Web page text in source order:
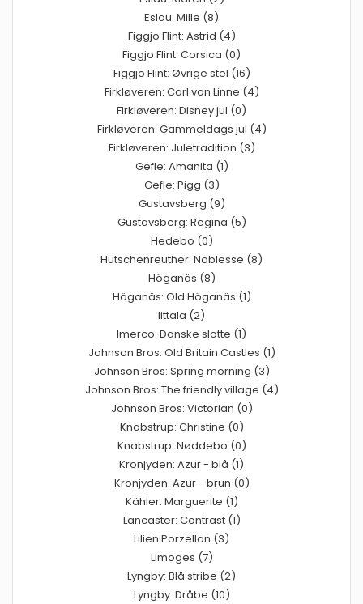
Eslau: Mille (8)
Figgjo Flint: Astrid (4)
Figgjo Flint: Corsica (0)
Figgjo Flint: Øvrige stel (16)
Firkløveren: Carl von Linne (4)
Firkløveren: Disney jul (0)
Firkløveren: Gammeldags jul (4)
Firkløveren: Juletradition (3)
Gefle: Amanita (1)
Gefle: Pigg (3)
Gustavsberg (9)
Gustavsberg: Regina (5)
Hedebo (0)
Hutschenreuther: Noblesse (8)
Höganäs (8)
Höganäs: Old Höganäs (1)
Iittala (2)
Imerco: Danske slotte (1)
Johnson Bros: Old Britain Castles (1)
Johnson Bros: Spring morning (3)
Johnson Bros: The friendly village (4)
Johnson Bros: Victorian (0)
Knabstrup: Christine (0)
Knabstrup: Nøddebo (0)
Kronjyden: Azur - blå (1)
Kronjyden: Azur - brun (0)
Kähler: Marguerite (1)
Lancaster: Contrast (1)
Lilien Porzellan (3)
Limoges (7)
Lyngby: Blå stribe (2)
Lyngby: Dråbe (10)